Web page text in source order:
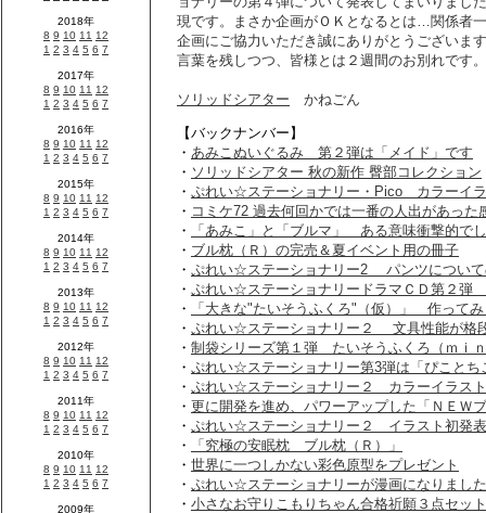
現です。まさか企画がＯＫとなるとは…関係者
企画にご協力いただき誠にありがとうございま
言葉を残しつつ、皆様とは２週間のお別れです。
ソリッドシアター かねごん
【バックナンバー】
・ あみこぬいぐるみ 第２弾は「メイド」です
・ ソリッドシアター 秋の新作 臀部コレクション
・ ぷれい☆ステーショナリー・Pico カラーイ
・ コミケ72 過去何回かでは一番の人出があった
・
「あみこ」と「ブルマ」 ある意味衝撃的で
・ ブル枕（Ｒ）の完売＆夏イベント用の冊子
・ ぷれい☆ステーショナリー2 パンツについて
・ ぷれい☆ステーショナリードラマＣＤ第２弾
・
「大きな"たいそうふくろ"（仮）」 作って
・ ぷれい☆ステーショナリー２ 文具性能が格
・ 制袋シリーズ第１弾 たいそうふくろ（ｍｉ
・ ぷれい☆ステーショナリー第3弾は「ぴことち
・ ぷれい☆ステーショナリー２ カラーイラス
・ 更に開発を進め、パワーアップした「ＮＥＷ
・ ぷれい☆ステーショナリー２ イラスト初発表
・
「究極の安眠枕 ブル枕（Ｒ）」
・ 世界に一つしかない彩色原型をプレゼント
・ ぷれい☆ステーショナリーが漫画になりました
・ 小さなお守りこもりちゃん合格祈願３点セッ